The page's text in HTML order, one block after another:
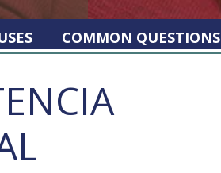
COMMON QUESTIONS